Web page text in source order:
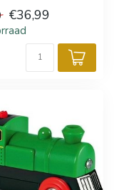
€36,99